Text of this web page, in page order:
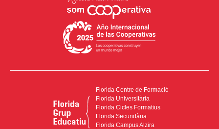
Florida Centre de Formació
Florida Universitària
Florida Cicles Formatius
Florida Secundària
Florida Campus Alzira